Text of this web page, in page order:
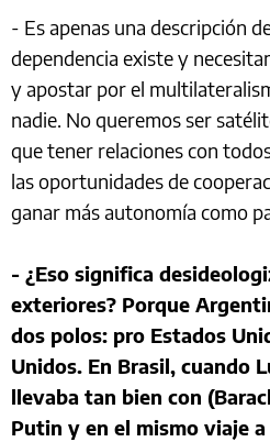
- Es apenas una descripción
dependencia existe y
y apostar por el
nadie. No queremos ser
que tener relaciones con
las oportunidades de
ganar más autonomía como
- ¿Eso significa
exteriores? Porque
dos polos: pro Estados
Unidos. En Brasil, cuando
llevaba tan bien con
Putin y en el mismo viaje